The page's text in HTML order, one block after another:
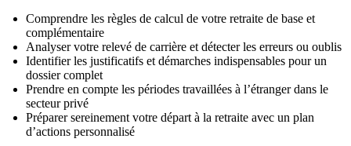
Comprendre les règles de calcul de votre retraite de base et
complémentaire
Analyser votre relevé de carrière et détecter les erreurs ou oublis
Identifier les justificatifs et démarches indispensables pour un
dossier complet
Prendre en compte les périodes travaillées à l’étranger dans le
secteur privé
Préparer sereinement votre départ à la retraite avec un plan
d’actions personnalisé